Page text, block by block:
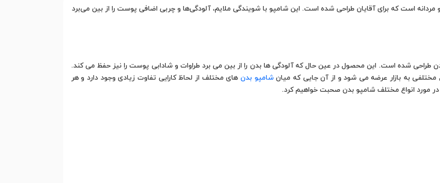
است که برای آقایان طراحی شده است. این شامپو با شویندگی ملایم، آلودگی‌ها و چربی اضافی پوست را از بین می‌برد
شده است. این محصول در عین حال که آلودگی ها بدن را از بین می برد طراوات و شادابی پوست را نیز حفظ می کند.
مختلفی به بازار عرضه می شود و از آن جایی که میانشامپو بدن های مختلف از لحاظ کارایی تفاوت زیادی وجود دارد و هر
مورد انواع مختلف شامپو بدن صحبت خواهیم کرد.